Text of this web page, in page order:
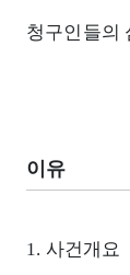
청구인들의
이유
1. 사건개요